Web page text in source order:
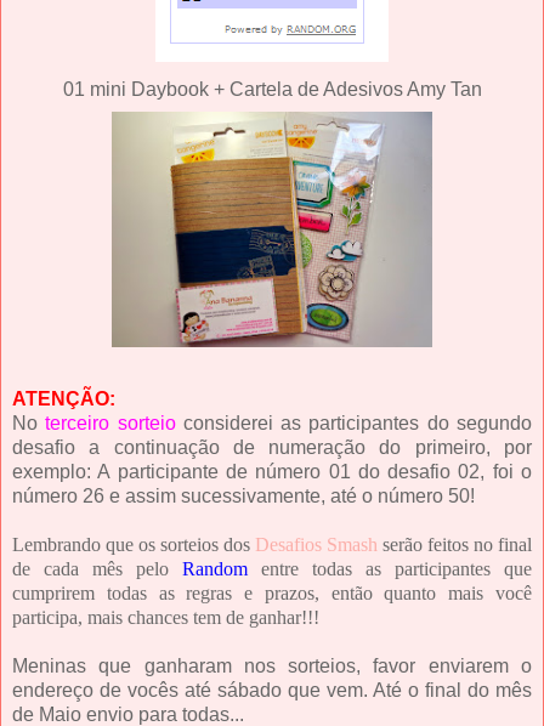
01 mini Daybook + Cartela de Adesivos Amy Tan
ATENÇÃO:
Noterceiro sorteioconsiderei as participantes do segundo
desafio a continuação de numeração do primeiro, por
exemplo: A participante de número 01 do desafio 02, foi o
número 26 e assim sucessivamente, até o número 50!
Lembrando que os sorteios dos Desafios Smash serão feitos no final
de cada mês pelo Random entre todas as participantes que
cumprirem todas as regras e prazos, então quanto mais você
participa, mais chances tem de ganhar!!!
Meninas que ganharam nos sorteios, favor enviarem o
endereço de vocês até sábado que vem. Até o final do mês
de Maio envio para todas...